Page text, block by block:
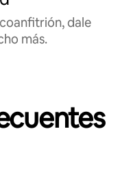
dale
más.